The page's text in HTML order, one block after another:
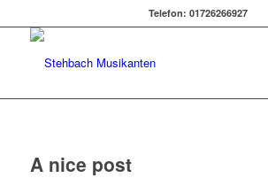
Telefon: 01726266927
A nice post